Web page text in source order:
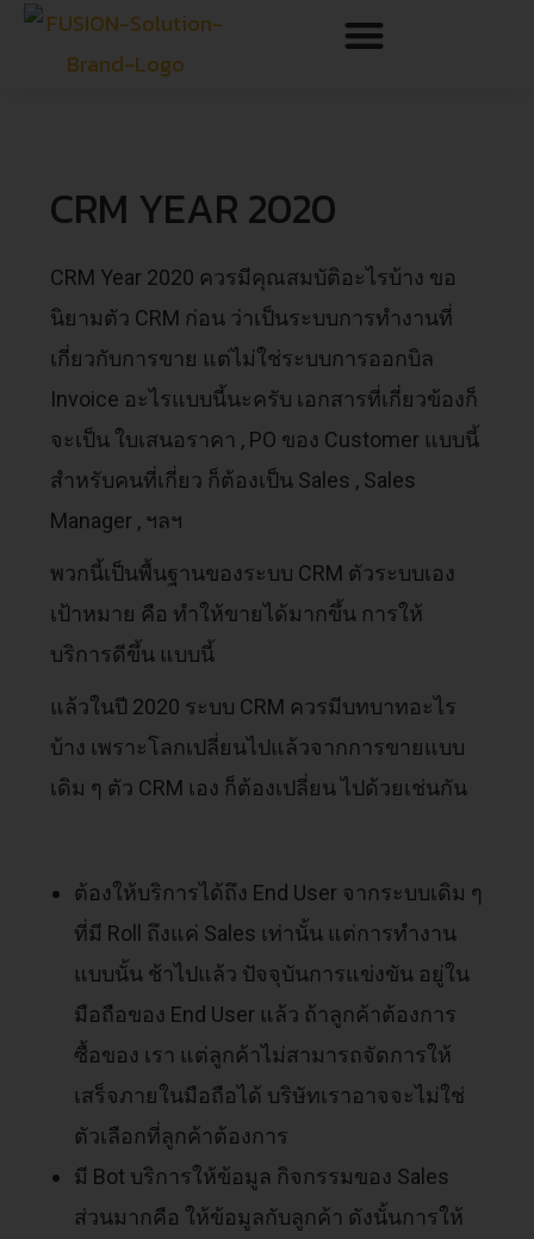
CRM YEAR 2020
CRM Year 2020 ควรมีคุณสมบัติอะไรบ้าง ขอ
นิยามตัว CRM ก่อน ว่าเป็นระบบการทำงานที่
เกี่ยวกับการขาย แต่ไม่ใช่ระบบการออกบิล
Invoice อะไรแบบนี้นะครับ เอกสารที่เกี่ยวข้องก็
จะเป็น ใบเสนอราคา , PO ของ Customer แบบนี้
สำหรับคนที่เกี่ยว ก็ต้องเป็น Sales , Sales
Manager , ฯลฯ
พวกนี้เป็นพื้นฐานของระบบ CRM ตัวระบบเอง
เป้าหมาย คือ ทำให้ขายได้มากขึ้น การให้
บริการดีขึ้น แบบนี้
แล้วในปี 2020 ระบบ CRM ควรมีบทบาทอะไร
บ้าง เพราะโลกเปลี่ยนไปแล้วจากการขายแบบ
เดิม ๆ ตัว CRM เอง ก็ต้องเปลี่ยน ไปด้วยเช่นกัน
ต้องให้บริการได้ถึง End User จากระบบเดิม ๆ
ที่มี Roll ถึงแค่ Sales เท่านั้น แต่การทำงาน
แบบนั้น ช้าไปแล้ว ปัจจุบันการแข่งขัน อยู่ใน
มือถือของ End User แล้ว ถ้าลูกค้าต้องการ
ซื้อของ เรา แต่ลูกค้าไม่สามารถจัดการให้
เสร็จภายในมือถือได้ บริษัทเราอาจจะไม่ใช่
ตัวเลือกที่ลูกค้าต้องการ
มี Bot บริการให้ข้อมูล กิจกรรมของ Sales
ส่วนมากคือ ให้ข้อมูลกับลูกค้า ดังนั้นการให้